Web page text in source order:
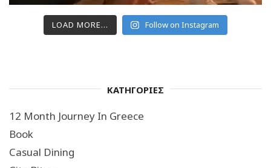
LOAD MORE... Follow on Instagram
ΚΑΤΗΓΟΡΙΕΣ
12 Month Journey In Greece
Book
Casual Dining